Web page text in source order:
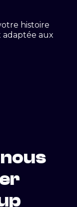
histoire
adaptée aux